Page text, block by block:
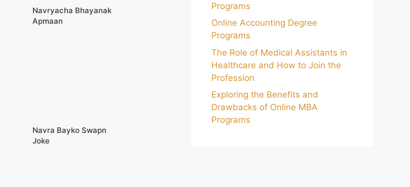
Navryacha Bhayanak
Apmaan
Navra Bayko Swapn
Joke
Programs
Online Accounting Degree
Programs
The Role of Medical Assistants in
Healthcare and How to Join the
Profession
Exploring the Benefits and
Drawbacks of Online MBA
Programs